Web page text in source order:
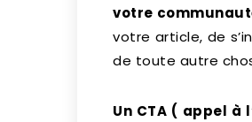
votre
votre article, de
de toute autre
Un CTA ( appel à